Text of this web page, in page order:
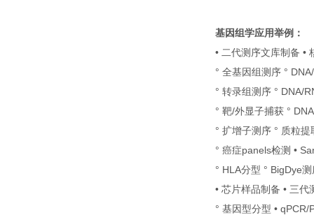
基因组学应用举例：
• 二代测序文库制备 •
° 全基因组测序 °
° 转录组测序 ° DNA/
° 靶/外显子捕获 °
° 扩增子测序 ° 质粒提
° 癌症panels检测 •
° HLA分型 ° BigDye
• 芯片样品制备 • 三代
° 基因型分型 • qPCR/